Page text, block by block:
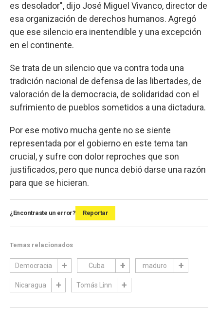
es desolador", dijo José Miguel Vivanco, director de
esa organización de derechos humanos. Agregó
que ese silencio era inentendible y una excepción
en el continente.
Se trata de un silencio que va contra toda una
tradición nacional de defensa de las libertades, de
valoración de la democracia, de solidaridad con el
sufrimiento de pueblos sometidos a una dictadura.
Por ese motivo mucha gente no se siente
representada por el gobierno en este tema tan
crucial, y sufre con dolor reproches que son
justificados, pero que nunca debió darse una razón
para que se hicieran.
¿Encontraste un error? Reportar
Temas relacionados
Democracia Cuba maduro
Nicaragua Tomás Linn